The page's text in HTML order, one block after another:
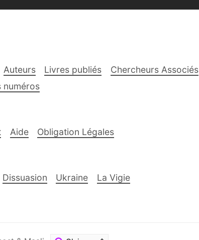
Auteurs Livres publiés Chercheurs Associés
numéros
Aide Obligation Légales
Dissuasion Ukraine La Vigie